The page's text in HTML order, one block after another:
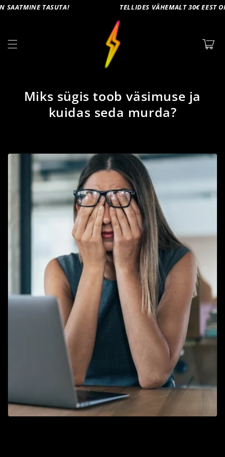
Mine
sisu
TELLIDES VÄHEMALT 30€ EEST ON SAATMINE
Ostukorv
Miks sügis toob väsimuse ja
kuidas seda murda?